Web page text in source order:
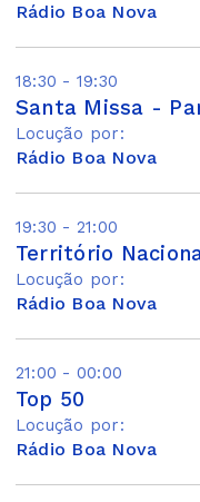
Rádio Boa Nova
18:30 - 19:30
Locução por:
Rádio Boa Nova
19:30 - 21:00
Território
Locução por:
Rádio Boa Nova
21:00 - 00:00
Top 50
Locução por:
Rádio Boa Nova